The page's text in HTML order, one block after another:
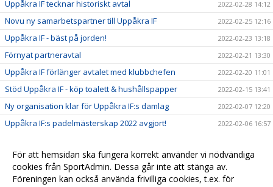
Uppåkra IF tecknar historiskt avtal 2022-02-28 14:12
Novu ny samarbetspartner till Uppåkra IF 2022-02-25 12:16
Uppåkra IF - bäst på jorden! 2022-02-23 13:18
Förnyat partneravtal 2022-02-21 13:30
Uppåkra IF förlänger avtalet med klubbchefen 2022-02-20 11:01
Stöd Uppåkra IF - köp toalett & hushållspapper 2022-02-15 13:41
Ny organisation klar för Uppåkra IF:s damlag 2022-02-07 12:20
Uppåkra IF:s padelmästerskap 2022 avgjort! 2022-02-06 16:57
Sparbanken Skåne utökar sitt samarbete med Uppåkra
2022-01-09 09:06
Ultras tackar för stödet 2022-01-07 15:25
För att hemsidan ska fungera korrekt använder vi nödvändiga
cookies från SportAdmin. Dessa går inte att stänga av.
Föreningen kan också använda frivilliga cookies, t.ex. för